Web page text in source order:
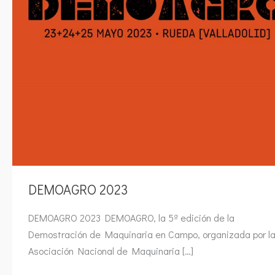
DEMOAGRO 2023
DEMOAGRO 2023 DEMOAGRO, la 5ª edición de la
Demostración de Maquinaria en Campo, organizada por la
Asociación Nacional de Maquinaria […]